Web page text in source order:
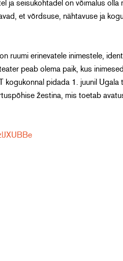
ja seisukohtadel on võimalus olla
et võrdsuse, nähtavuse ja
ruumi erinevatele inimestele,
peab olema paik, kus
pidada 1. juunil Ugala
žestina, mis toetab